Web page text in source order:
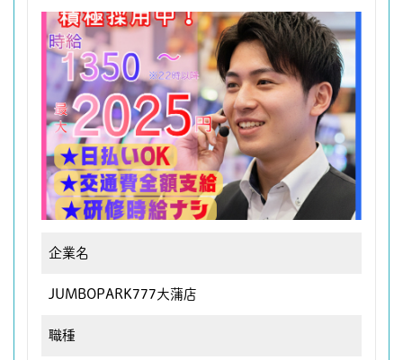
企業名
JUMBOPARK777大蒲店
職種